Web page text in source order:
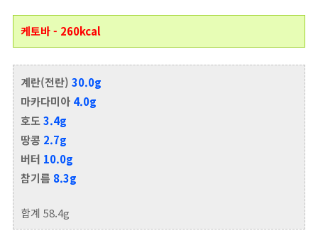
케토바 - 260kcal
계란(전란) 30.0g
마카다미아 4.0g
호도3.4g
땅콩 2.7g
버터 10.0g
참기름 8.3g
합계 58.4g